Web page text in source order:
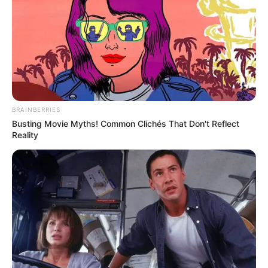
„Elsősorban a hozzátartozóira gondolok, akiknek
BRAINBERRIES
Busting Movie Myths! Common Clichés That Don't Reflect
Reality